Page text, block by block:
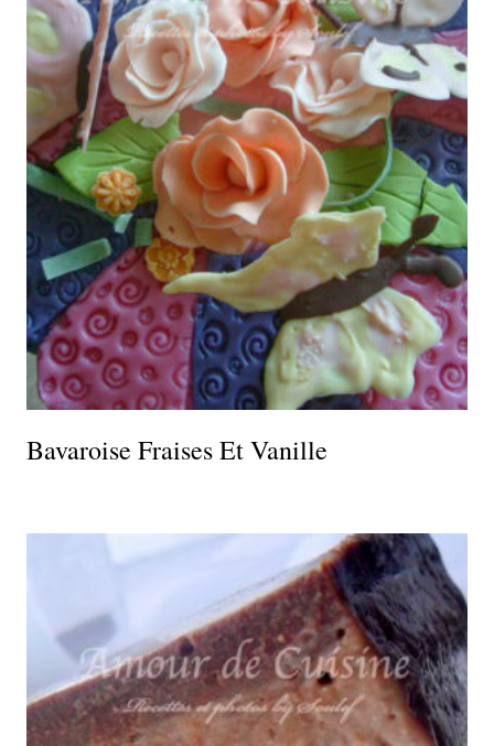
Bavaroise Fraises Et Vanille